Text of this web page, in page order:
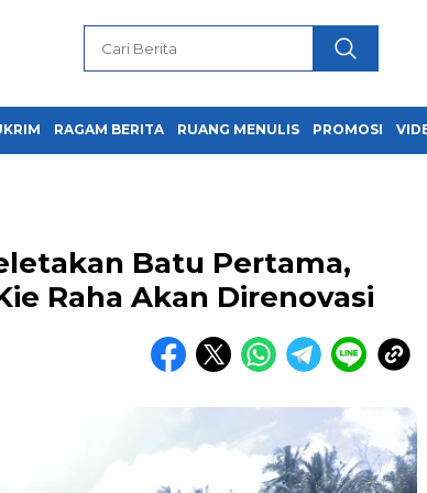
RAGAM BERITA RUANG MENULIS PROMOSI
Batu Pertama,
Raha Akan Direnovasi